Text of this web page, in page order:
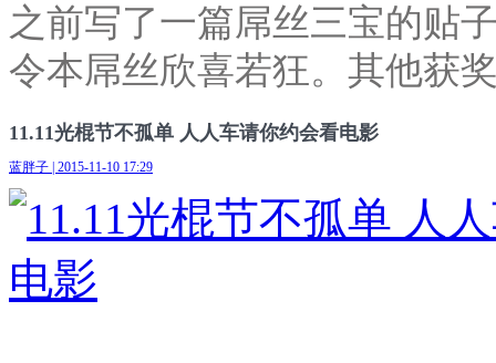
之前写了一篇屌丝三宝的贴
令本屌丝欣喜若狂。其他获
11.11光棍节不孤单 人人车请你约会看电影
蓝胖子 | 2015-11-10 17:29